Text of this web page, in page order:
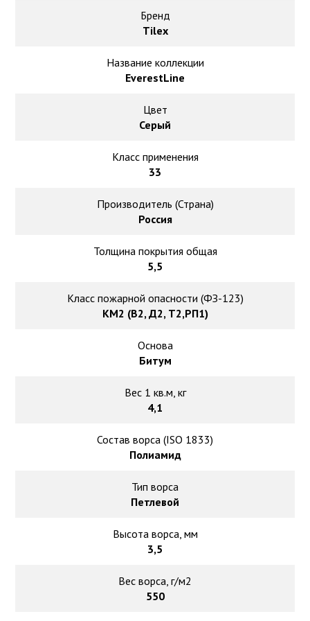
Ковролин под теплый пол
Бренд
Tilex
Название коллекции
EverestLine
Цвет
Серый
Класс применения
33
Производитель (Страна)
Россия
Толщина покрытия общая
5,5
Класс пожарной опасности (ФЗ-123)
КМ2 (В2, Д2, Т2,РП1)
Основа
Битум
Вес 1 кв.м, кг
4,1
Состав ворса (ISO 1833)
Полиамид
Тип ворса
Петлевой
Высота ворса, мм
3,5
Вес ворса, г/м2
550